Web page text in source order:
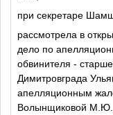
при секретаре
рассмотрела в
дело по
обвинителя -
Димитровграда
апелляционным
Волынщиковой М.Ю.,